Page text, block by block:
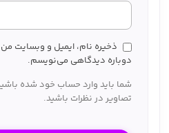
ذخیره نام، ایمیل و وبسایت من
دوباره دیدگاهی می‌نویسم.
شما باید وارد حساب خود شده
تصاویر در نظرات باشید.